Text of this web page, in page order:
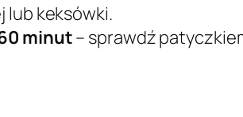
lub keksówki.
minut– sprawdź